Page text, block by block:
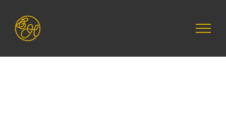
Inhalt
springen